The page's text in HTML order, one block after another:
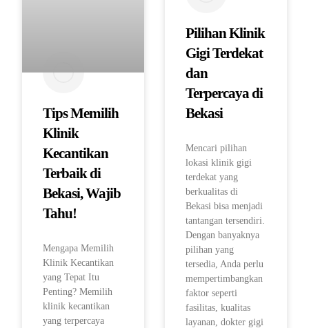
Tips Memilih
Klinik
Kecantikan
Terbaik di
Bekasi, Wajib
Tahu!
Mengapa Memilih
Klinik Kecantikan
yang Tepat Itu
Penting? Memilih
klinik kecantikan
yang terpercaya
Pilihan Klinik
Gigi Terdekat
dan
Terpercaya di
Bekasi
Mencari pilihan
lokasi klinik gigi
terdekat yang
berkualitas di
Bekasi bisa menjadi
tantangan tersendiri.
Dengan banyaknya
pilihan yang
tersedia, Anda perlu
mempertimbangkan
faktor seperti
fasilitas, kualitas
layanan, dokter gigi